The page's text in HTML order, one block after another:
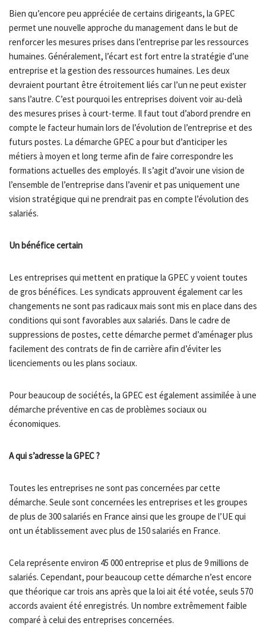
Bien qu’encore peu appréciée de certains dirigeants, la GPEC
permet une nouvelle approche du management dans le but de
renforcer les mesures prises dans l’entreprise par les ressources
humaines. Généralement, l’écart est fort entre la stratégie d’une
entreprise et la gestion des ressources humaines. Les deux
devraient pourtant être étroitement liés car l’un ne peut exister
sans l’autre. C’est pourquoi les entreprises doivent voir au-delà
des mesures prises à court-terme. Il faut tout d’abord prendre en
compte le facteur humain lors de l’évolution de l’entreprise et des
futurs postes. La démarche GPEC a pour but d’anticiper les
métiers à moyen et long terme afin de faire correspondre les
formations actuelles des employés. Il s’agit d’avoir une vision de
l’ensemble de l’entreprise dans l’avenir et pas uniquement une
vision stratégique qui ne prendrait pas en compte l’évolution des
salariés.
Un bénéfice certain
Les entreprises qui mettent en pratique la GPEC y voient toutes
de gros bénéfices. Les syndicats approuvent également car les
changements ne sont pas radicaux mais sont mis en place dans des
conditions qui sont favorables aux salariés. Dans le cadre de
suppressions de postes, cette démarche permet d’aménager plus
facilement des contrats de fin de carrière afin d’éviter les
licenciements ou les plans sociaux.
Pour beaucoup de sociétés, la GPEC est également assimilée à une
démarche préventive en cas de problèmes sociaux ou
économiques.
A qui s’adresse la GPEC ?
Toutes les entreprises ne sont pas concernées par cette
démarche. Seule sont concernées les entreprises et les groupes
de plus de 300 salariés en France ainsi que les groupe de l’UE qui
ont un établissement avec plus de 150 salariés en France.
Cela représente environ 45 000 entreprise et plus de 9 millions de
salariés. Cependant, pour beaucoup cette démarche n’est encore
que théorique car trois ans après que la loi ait été votée, seuls 570
accords avaient été enregistrés. Un nombre extrêmement faible
comparé à celui des entreprises concernées.